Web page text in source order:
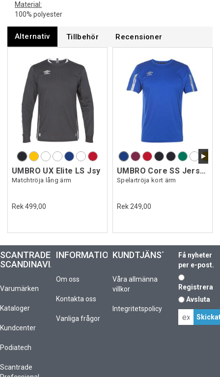
Material:
100% polyester
Alternativ Tillbehör Recensioner
UMBRO UX Elite LS Jsy
Matchtröja lång ärm
Rek 499,00
UMBRO Core SS Jersey
Spelartröja kort ärm
Rek 249,00
SCANTRADE
SCANDINAVIA
Varumärken
Kataloger
Kundcenter
Podiatech
Scantrade
INFORMATION
Om oss
Kontakta oss
Vanliga frågor
KUNDTJÄNST
Våra allmänna
villkor
Integritetspolicy
Få nyheter
per e-post.
Registrera
Avsluta